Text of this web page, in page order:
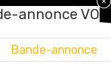
annonce VO
Bande-annonce